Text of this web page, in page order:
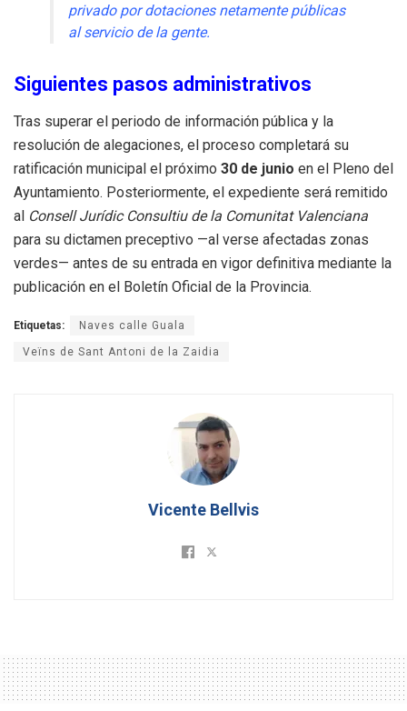
privado por dotaciones netamente públicas
al servicio de la gente.
Siguientes pasos administrativos
Tras superar el periodo de información pública y la
resolución de alegaciones, el proceso completará su
ratificación municipal el próximo 30 de junio en el Pleno del
Ayuntamiento. Posteriormente, el expediente será remitido
al Consell Jurídic Consultiu de la Comunitat Valenciana
para su dictamen preceptivo —al verse afectadas zonas
verdes— antes de su entrada en vigor definitiva mediante la
publicación en el Boletín Oficial de la Provincia.
Etiquetas: Naves calle Guala
Veïns de Sant Antoni de la Zaidia
Vicente Bellvis